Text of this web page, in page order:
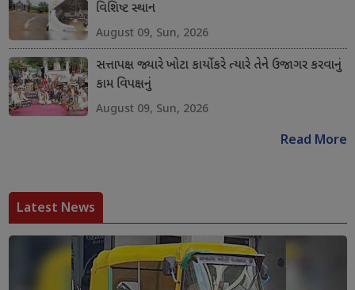
વિશિષ્ટ સ્થાન
August 09, Sun, 2026
સત્તાપક્ષ જ્યારે ખોટા કાર્યો કરે ત્યારે તેને ઉજાગર કરવાનું
કામ વિપક્ષનું
August 09, Sun, 2026
Read More
Latest News